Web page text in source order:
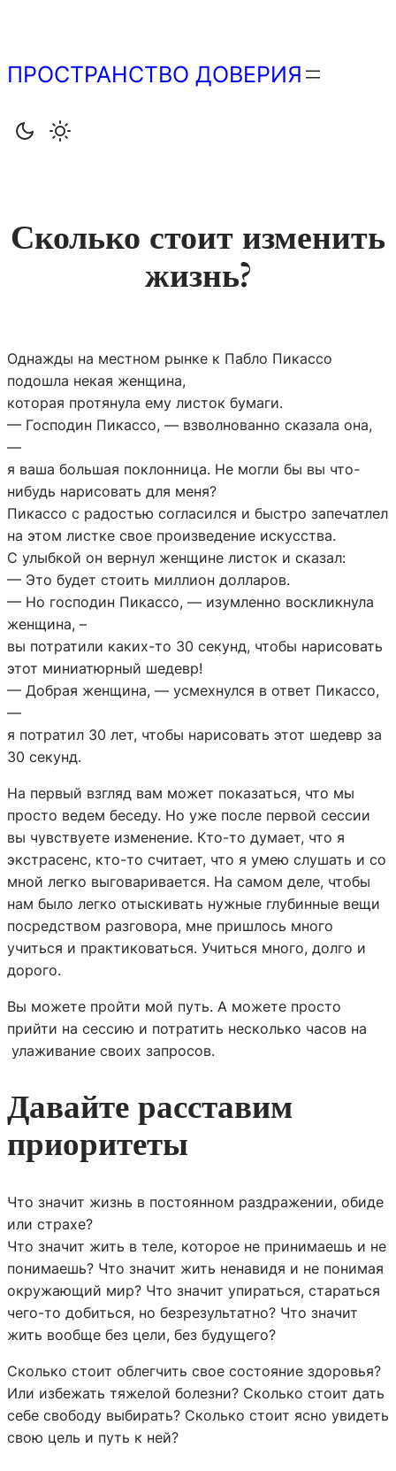
содержимому
ПРОСТРАНСТВО ДОВЕРИЯ
Сколько стоит изменить
жизнь?
Однажды на местном рынке к Пабло Пикассо
подошла некая женщина,
которая протянула ему листок бумаги.
— Господин Пикассо, — взволнованно сказала она,
—
я ваша большая поклонница. Не могли бы вы что-
нибудь нарисовать для меня?
Пикассо с радостью согласился и быстро запечатлел
на этом листке свое произведение искусства.
С улыбкой он вернул женщине листок и сказал:
— Это будет стоить миллион долларов.
— Но господин Пикассо, — изумленно воскликнула
женщина, –
вы потратили каких-то 30 секунд, чтобы нарисовать
этот миниатюрный шедевр!
— Добрая женщина, — усмехнулся в ответ Пикассо,
—
я потратил 30 лет, чтобы нарисовать этот шедевр за
30 секунд.
На первый взгляд вам может показаться, что мы
просто ведем беседу. Но уже после первой сессии
вы чувствуете изменение. Кто-то думает, что я
экстрасенс, кто-то считает, что я умею слушать и со
мной легко выговаривается. На самом деле, чтобы
нам было легко отыскивать нужные глубинные вещи
посредством разговора, мне пришлось много
учиться и практиковаться. Учиться много, долго и
дорого.
Вы можете пройти мой путь. А можете просто
прийти на сессию и потратить несколько часов на
улаживание своих запросов.
Давайте расставим
приоритеты
Что значит жизнь в постоянном раздражении, обиде
или страхе?
Что значит жить в теле, которое не принимаешь и не
понимаешь? Что значит жить ненавидя и не понимая
окружающий мир? Что значит упираться, стараться
чего-то добиться, но безрезультатно? Что значит
жить вообще без цели, без будущего?
Сколько стоит облегчить свое состояние здоровья?
Или избежать тяжелой болезни? Сколько стоит дать
себе свободу выбирать? Сколько стоит ясно увидеть
свою цель и путь к ней?